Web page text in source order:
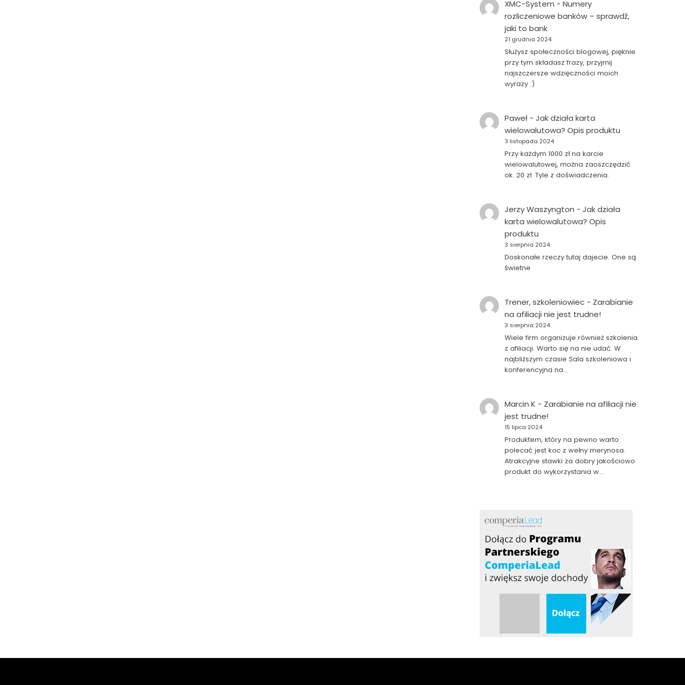
XMC-System - Numery
rozliczeniowe banków – sprawdź,
jaki to bank
21 grudnia 2024
Służysz społeczności blogowej, pięknie
przy tym składasz frazy, przyjmij
najszczersze wdzięczności moich
wyrazy :)
Paweł- Jak działa karta
wielowalutowa? Opis produktu
3 listopada 2024
Przy każdym 1000 zł na karcie
wielowalutowej, można zaoszczędzić
ok. 20 zł. Tyle z doświadczenia.
Jerzy Waszyngton - Jak działa
karta wielowalutowa? Opis
produktu
3 sierpnia 2024
Doskonałe rzeczy tutaj dajecie. One są
świetne
Trener, szkoleniowiec- Zarabianie
na afiliacji nie jest trudne!
3 sierpnia 2024
Wiele firm organizuje również szkolenia
z afiliacji. Warto się na nie udać. W
najbliższym czasie Sala szkoleniowa i
konferencyjna na…
Marcin K - Zarabianie na afiliacji nie
jest trudne!
15 lipca 2024
Produktem, który na pewno warto
polecać jest koc z wełny merynosa.
Atrakcyjne stawki za dobry jakościowo
produkt do wykorzystania w…